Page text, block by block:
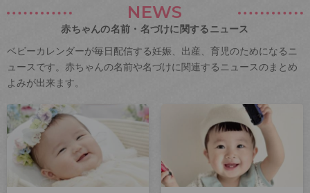
NEWS
赤ちゃんの名前・名づけに関するニュース
ベビーカレンダーが毎日配信する妊娠、出産、育児のためになるニ
ュースです。赤ちゃんの名前や名づけに関連するニュースのまとめ
よみが出来ます。